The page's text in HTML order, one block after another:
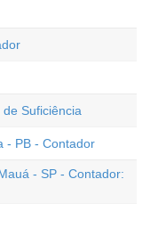
Suficiência
- PB - Contador
- SP - Contador: